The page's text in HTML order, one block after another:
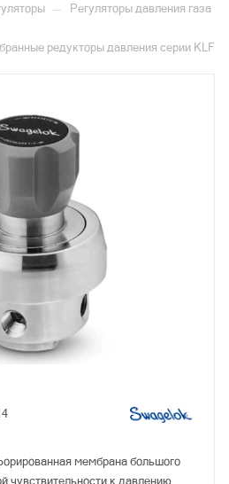
— Регуляторы давления газа
редукторы давления серии KLF
мембрана большого
чувствительности к давлению